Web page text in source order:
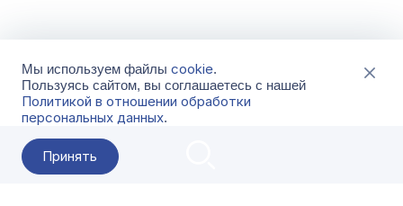
Мы используем файлы cookie.
Пользуясь сайтом, вы соглашаетесь с нашей
Политикой в отношении обработки
персональных данных.
Принять